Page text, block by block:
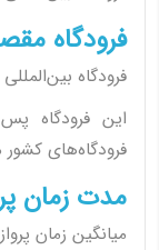
فرودگاه
فرودگاه
این فرودگاه
فرودگاه‌های
مدت زمان
میانگین زمان